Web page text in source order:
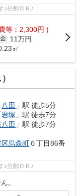
♪分割ＯＫ♪
等：2,300円 )
11万円
㎡
八田 」駅 徒歩5分
岩塚 」駅 徒歩7分
田 」駅 徒歩7分
区烏森町６丁目86番
♪分割ＯＫ♪
。